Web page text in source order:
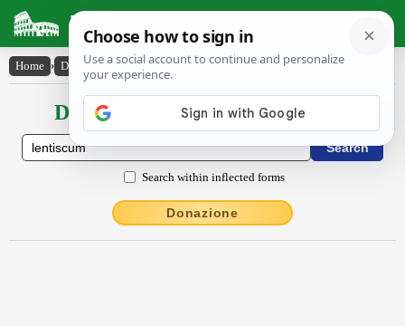
Latin Dictionary
Home › Declensions / Conjugations › lentiscum
Declensions / Conjugations latin
Search within inflected forms
Donazione